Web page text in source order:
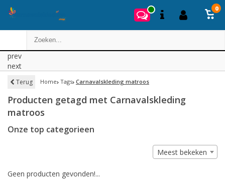
0
prev
next
Terug Home Tags Carnavalskleding matroos
Producten getagd met Carnavalskleding
matroos
Onze top categorieen
Meest bekeken
Geen producten gevonden!...